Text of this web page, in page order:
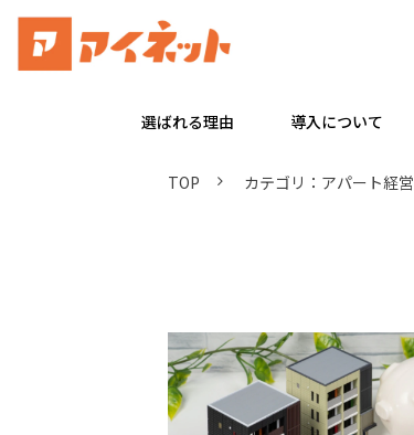
選ばれる理由 導入について
TOP カテゴリ：アパート経営